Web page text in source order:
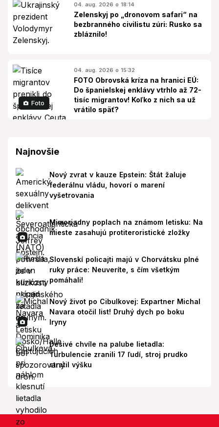
04. aug. 2026 o 18:14
Zelenskyj po „dronovom safari“ na
bezbranného civilistu zúri: Rusko sa
zbláznilo!
Foto
04. aug. 2026 o 15:32
FOTO Obrovská kríza na hranici EÚ:
Do španielskej enklávy vtrhlo až 72-
tisíc migrantov! Koľko z nich sa už
vrátilo späť?
Najnovšie
Nový zvrat v kauze Epstein: Štát žaluje
federálnu vládu, hovorí o marení
vyšetrovania
Mimoriadny poplach na známom letisku: Na
mieste zasahujú protiteroristické zložky
Slovenskí policajti majú v Chorvátsku plné
ruky práce: Neuveríte, s čím všetkým
pomáhali!
Nový život po Cibulkovej: Expartner Michal
Navara otočil list! Druhý dych po boku
Iryny
Desivé chvíle na palube lietadla:
Turbulencie zranili 17 ľudí, stroj prudko
stratil výšku